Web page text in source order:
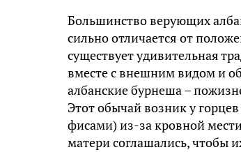
Большинство верующих
сильно отличается от
существует удивительная
вместе с внешним видом и
албанские бурнеша –
Этот обычай возник у
фисами) из-за кровной
матери соглашались, чтобы